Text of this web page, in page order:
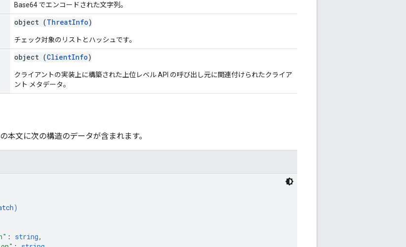
Base64 でエンコードされた文字列。
object (ThreatInfo)
チェック対象のリストとハッシュです。
object (ClientInfo)
クライアントの実装上に構築された上位レベル API の呼び出し元に関連付けられたクライア
ント メタデータ。
本文に次の構造のデータが含まれます。
)
: string,